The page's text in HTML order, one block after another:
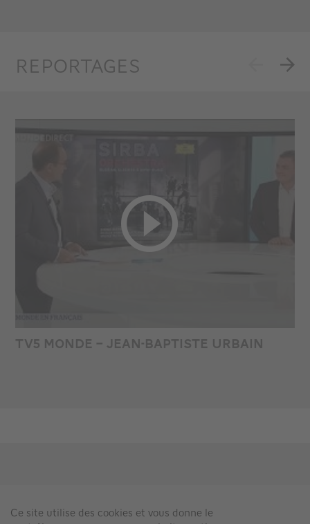
REPORTAGES
TV5 MONDE – JEAN-BAPTISTE URBAIN
Ce site utilise des cookies et vous donne le